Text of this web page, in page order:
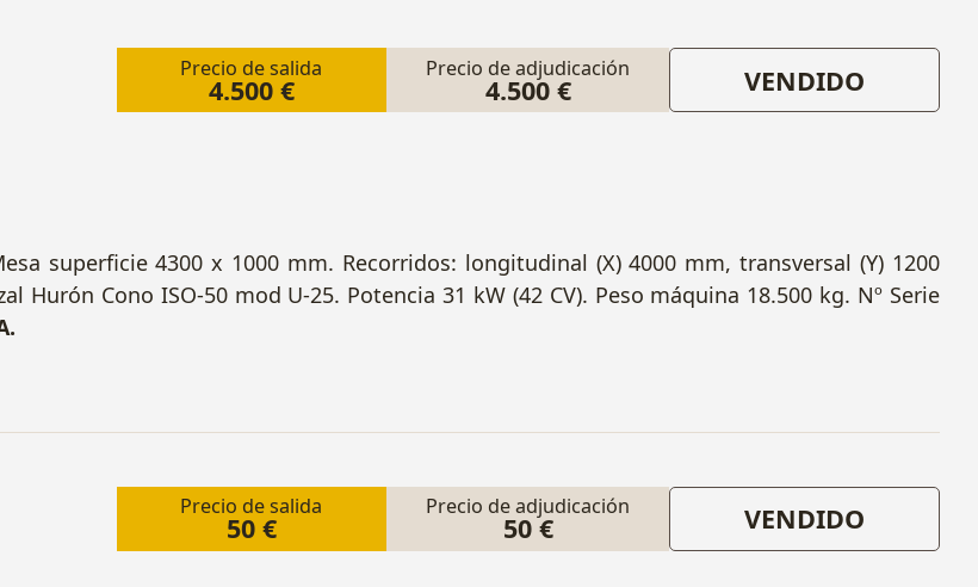
Precio de salida
4.500 €
Precio de adjudicación
4.500 € VENDIDO
superficie 4300 x 1000 mm. Recorridos: longitudinal (X) 4000 mm, transversal (Y) 1200
Hurón Cono ISO-50 mod U-25. Potencia 31 kW (42 CV). Peso máquina 18.500 kg. Nº Serie
Precio de salida
50 €
Precio de adjudicación
50 € VENDIDO